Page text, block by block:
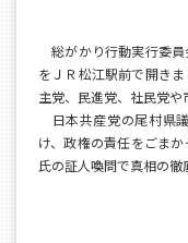
総がかり行動実行委
をＪＲ松江駅前で開き
主党、民進党、社民党や
日本共産党の尾村県
け、政権の責任をごま
氏の証人喚問で真相の徹